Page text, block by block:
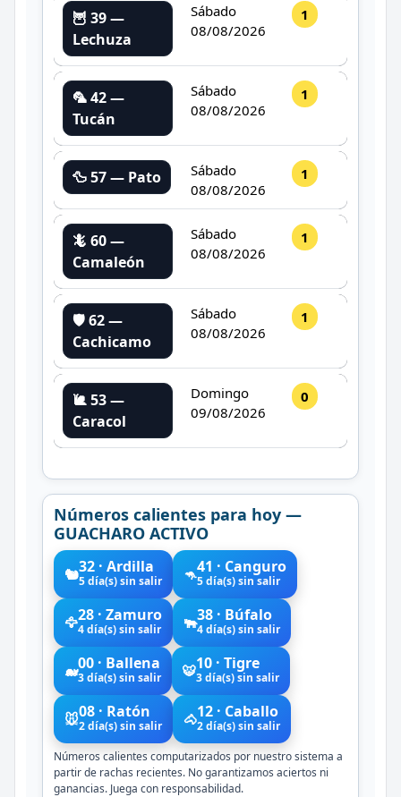
🦉 39 —
Lechuza
Sábado
08/08/2026
1
🦜 42 —
Tucán
Sábado
08/08/2026
1
🦆 57 — Pato
Sábado
08/08/2026
1
🦎 60 —
Camaleón
Sábado
08/08/2026
1
🛡️ 62 —
Cachicamo
Sábado
08/08/2026
1
🐌 53 —
Caracol
Domingo
09/08/2026
0
Números calientes para hoy —
GUACHARO ACTIVO
🐿️32 · Ardilla
5 día(s) sin salir 🦘41 · Canguro
5 día(s) sin salir
🦅28 · Zamuro
4 día(s) sin salir 🐃38 · Búfalo
4 día(s) sin salir
🐋00 · Ballena
3 día(s) sin salir 🐯10 · Tigre
3 día(s) sin salir
🐭08 · Ratón
2 día(s) sin salir 🐴12 · Caballo
2 día(s) sin salir
Números calientes computarizados por nuestro sistema a
partir de rachas recientes. No garantizamos aciertos ni
ganancias. Juega con responsabilidad.